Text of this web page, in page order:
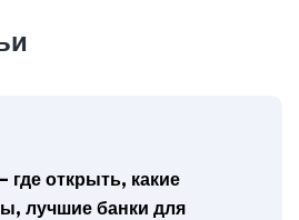
где открыть, какие
лучшие банки для